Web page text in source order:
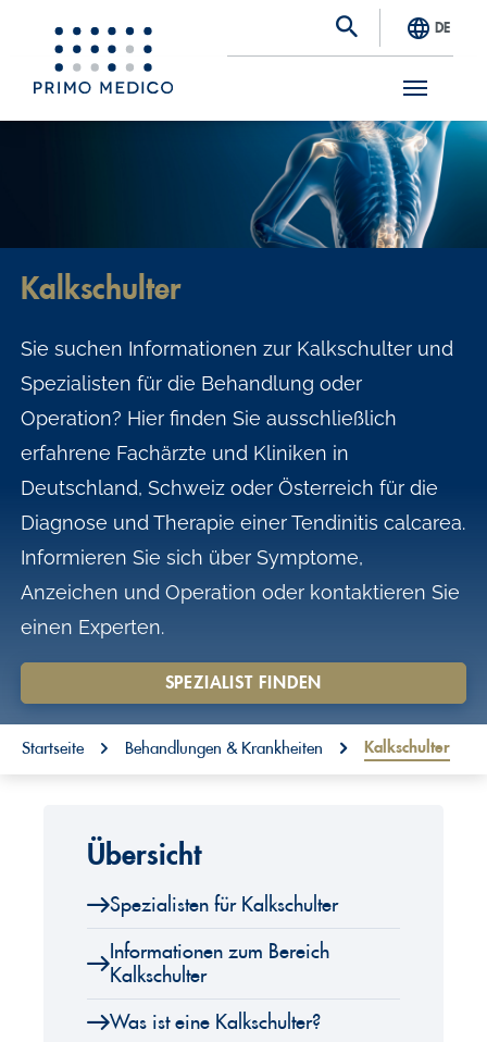
S
DE
Kalkschulter
Sie suchen Informationen zur Kalkschulter und
Spezialisten für die Behandlung oder
Operation? Hier finden Sie ausschließlich
erfahrene Fachärzte und Kliniken in
Deutschland, Schweiz oder Österreich für die
Diagnose und Therapie einer Tendinitis calcarea.
Informieren Sie sich über Symptome,
Anzeichen und Operation oder kontaktieren Sie
einen Experten.
SPEZIALIST FINDEN
You are here:
Startseite Behandlungen & Krankheiten Kalkschulter
Übersicht
Spezialisten für Kalkschulter
Informationen zum Bereich
Kalkschulter
Was ist eine Kalkschulter?